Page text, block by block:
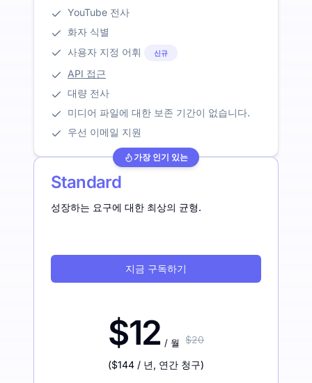
YouTube 전사
화자 식별
사용자 지정 어휘
신규
API 접근
대량 전사
미디어 파일에 대한 보존 기간이 없습니다.
우선 이메일 지원
가장 인기 있는
Standard
성장하는 요구에 대한 최상의 균형.
지금 구독하기
$12 / 월 $20
($144 / 년, 연간 청구)